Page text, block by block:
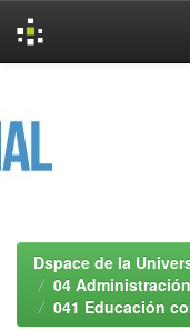
Dspace de la
04
041 Educación